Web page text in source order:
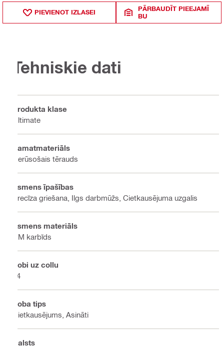
PIEVIENOT IZLASEI
PĀRBAUDĪT PIEEJAMĪ
BU
Tehniskie dati
Produkta klase
Ultimate
Pamatmateriāls
Nerūsošais tērauds
Asmens īpašības
Precīza griešana, Ilgs darbmūžs, Cietkausējuma uzgalis
Asmens materiāls
HM karbīds
Zobi uz collu
24
Zoba tips
Cietkausējums, Asināti
Balsts